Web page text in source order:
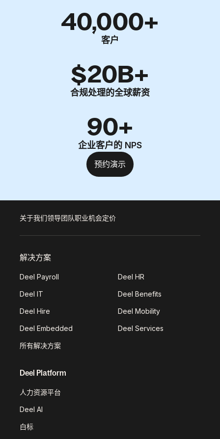
40,000+
客户
$20B+
合规处理的全球薪资
90+
企业客户的 NPS
预约演示
关于我们领导团队职业机会定价
解决方案
Deel Payroll Deel HR
Deel IT Deel Benefits
Deel Hire Deel Mobility
Deel Embedded Deel Services
所有解决方案
Deel Platform
人力资源平台
Deel AI
白标